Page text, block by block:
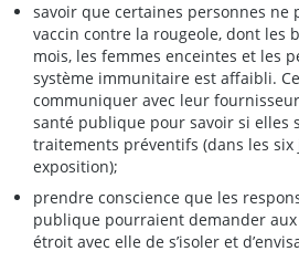
savoir que certaines personnes ne
vaccin contre la rougeole, dont les
mois, les femmes enceintes et les
système immunitaire est affaibli.
communiquer avec leur
santé publique pour savoir si elles
traitements préventifs (dans les
exposition);
prendre conscience que les
publique pourraient demander
étroit avec elle de s’isoler et